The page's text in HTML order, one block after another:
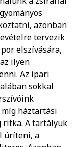
azonban
tervezik
elszívására,
ilyen
Az ipari
sokkal
háztartási
ritka. A tartályuk
üríteni, a